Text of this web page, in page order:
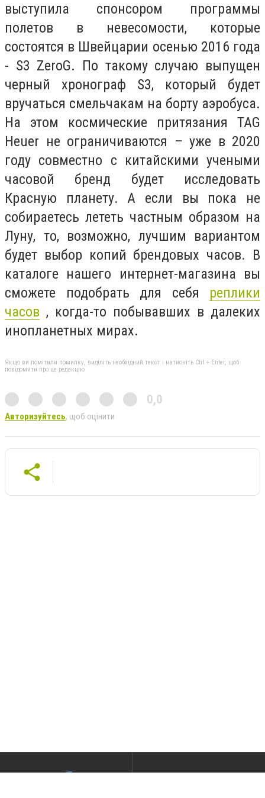
выступила спонсором программы
полетов в невесомости, которые
состоятся в Швейцарии осенью 2016 года
- S3 ZeroG. По такому случаю выпущен
черный хронограф S3, который будет
вручаться смельчакам на борту аэробуса.
На этом космические притязания TAG
Heuer не ограничиваются – уже в 2020
году совместно с китайскими учеными
часовой бренд будет исследовать
Красную планету. А если вы пока не
собираетесь лететь частным образом на
Луну, то, возможно, лучшим вариантом
будет выбор копий брендовых часов. В
каталоге нашего интернет-магазина вы
сможете подобрать для себя реплики
часов , когда-то побывавших в далеких
инопланетных мирах.
Якщо ви помітили помилку, виділіть необхідний текст і натисніть Ctrl + Enter, щоб
повідомити про це редакцію
0,0
Авторизуйтесь, щоб оцінити